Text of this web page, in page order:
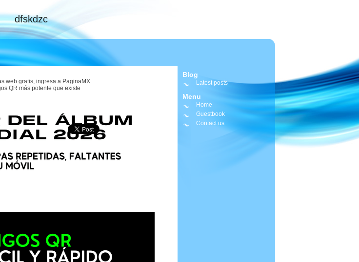
dfskdzc
web gratis, ingresa a PaginaMX
QR más potente que existe
Blog
Latest posts
Menu
Home
Guestbook
Contact us